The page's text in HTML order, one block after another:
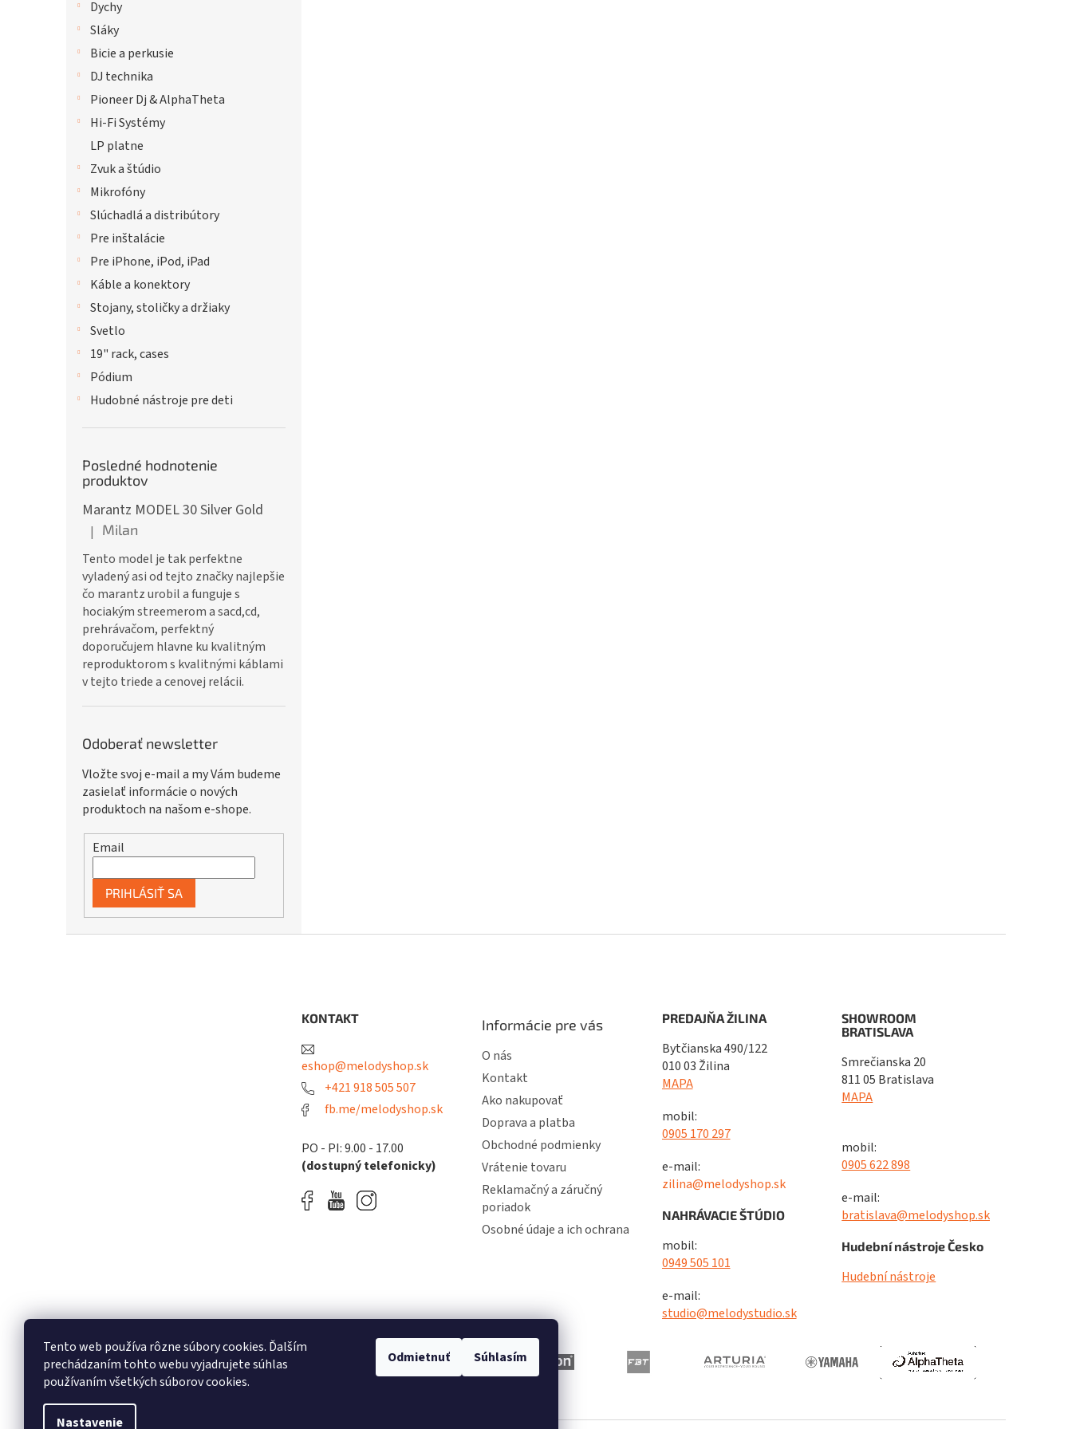
Tento web používa rôzne súbory cookies. Ďalším
prechádzaním tohto webu vyjadrujete súhlas
používaním všetkých súborov cookies.
Nastavenie
Odmietnuť Súhlasím
Dychy
Sláky
Bicie a perkusie
DJ technika
Pioneer Dj & AlphaTheta
Hi-Fi Systémy
LP platne
Zvuk a štúdio
Mikrofóny
Slúchadlá a distribútory
Pre inštalácie
Pre iPhone, iPod, iPad
Káble a konektory
Stojany, stoličky a držiaky
Svetlo
19" rack, cases
Pódium
Hudobné nástroje pre deti
Posledné hodnotenie
produktov
Marantz MODEL 30 Silver Gold
Hodnotenie produktu je 5 z 5 hviezdičiek.
| Milan
Tento model je tak perfektne
vyladený asi od tejto značky najlepšie
čo marantz urobil a funguje s
hociakým streemerom a sacd,cd,
prehrávačom, perfektný
doporučujem hlavne ku kvalitným
reproduktorom s kvalitnými káblami
v tejto triede a cenovej relácii.
Odoberať newsletter
Vložte svoj e-mail a my Vám budeme
zasielať informácie o nových
produktoch na našom e-shope.
Email
PRIHLÁSIŤ SA
KONTAKT
eshop@melodyshop.sk
+421 918 505 507
fb.me/melodyshop.sk
PO - PI: 9.00 - 17.00
(dostupný telefonicky)
Informácie pre vás
O nás
Kontakt
Ako nakupovať
Doprava a platba
Obchodné podmienky
Vrátenie tovaru
Reklamačný a záručný
poriadok
Osobné údaje a ich ochrana
PREDAJŇA ŽILINA
Bytčianska 490/122
010 03 Žilina
MAPA
mobil:
0905 170 297
e-mail:
zilina@melodyshop.sk
NAHRÁVACIE ŠTÚDIO
mobil:
0949 505 101
e-mail:
studio@melodystudio.sk
SHOWROOM
BRATISLAVA
Smrečianska 20
811 05 Bratislava
MAPA
mobil:
0905 622 898
e-mail:
bratislava@melodyshop.sk
Hudební nástroje Česko
Hudební nástroje